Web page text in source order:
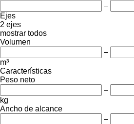
–
Ejes
2 ejes
mostrar todos
Volumen
–
m³
Características
Peso neto
–
kg
Ancho de alcance
–